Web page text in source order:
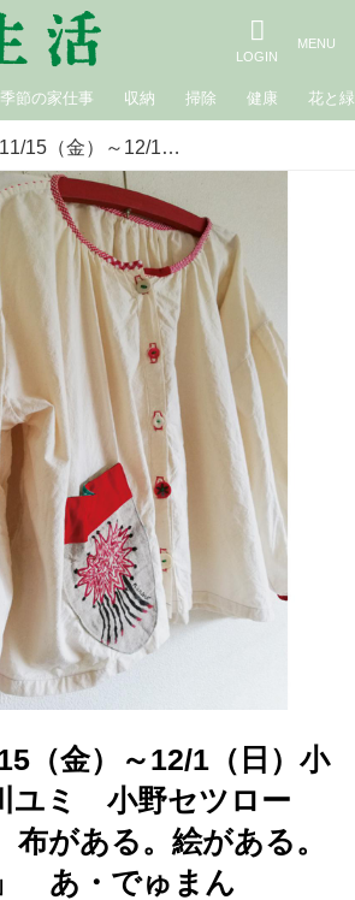
季節の家仕事 収納 掃除 健康 花と緑
［山口］11/15（金）～12/1（日）小野哲平 早川ユミ 小野セツロー 「土がある。布がある。絵がある。つながる展」 あ・でゅまん
（金）～12/1（日）小
ユミ 小野セツロー
布がある。絵がある。
あ・でゅまん